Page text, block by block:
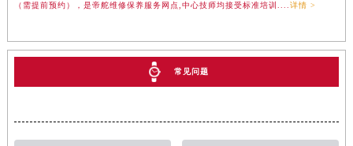
（需提前预约），是帝舵维修保养服务网点,中心技师均接受标准培训....详情 >
常见问题